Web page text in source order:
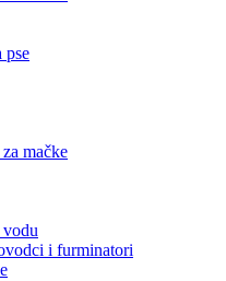
pse
mačke
vodu
i furminatori